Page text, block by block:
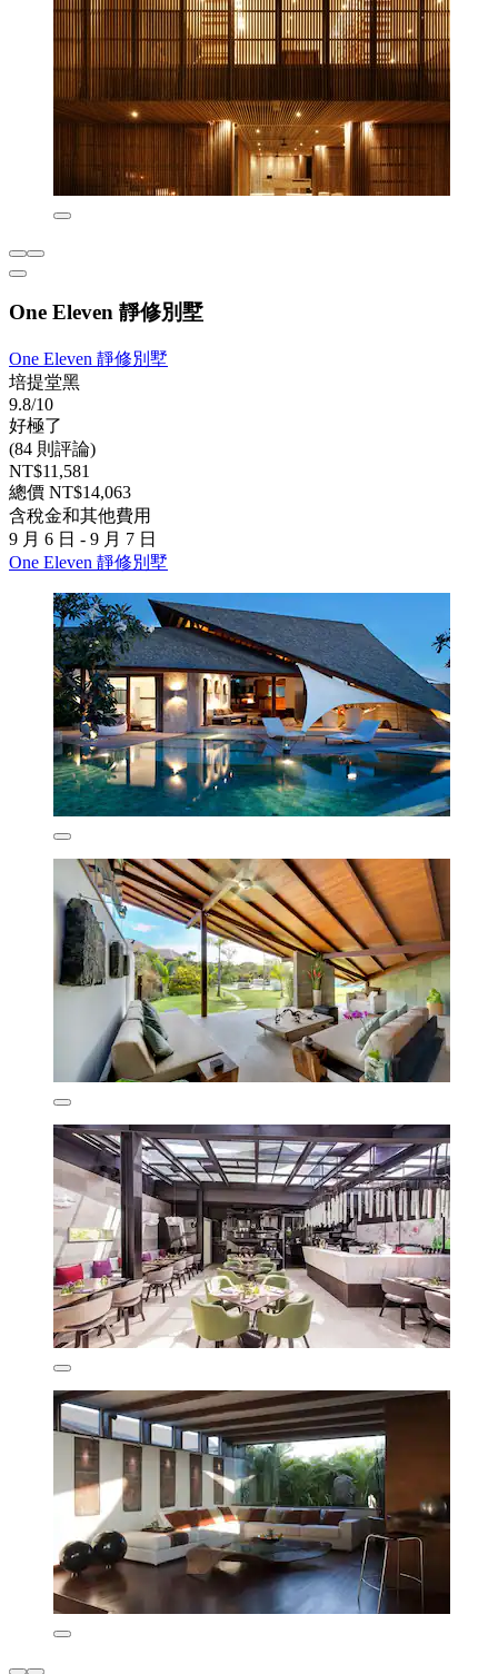
One Eleven 靜修別墅
One Eleven 靜修別墅
培提堂黑
9.8/10
好極了
(84 則評論)
NT$11,581
總價 NT$14,063
含稅金和其他費用
9 月 6 日 - 9 月 7 日
One Eleven 靜修別墅